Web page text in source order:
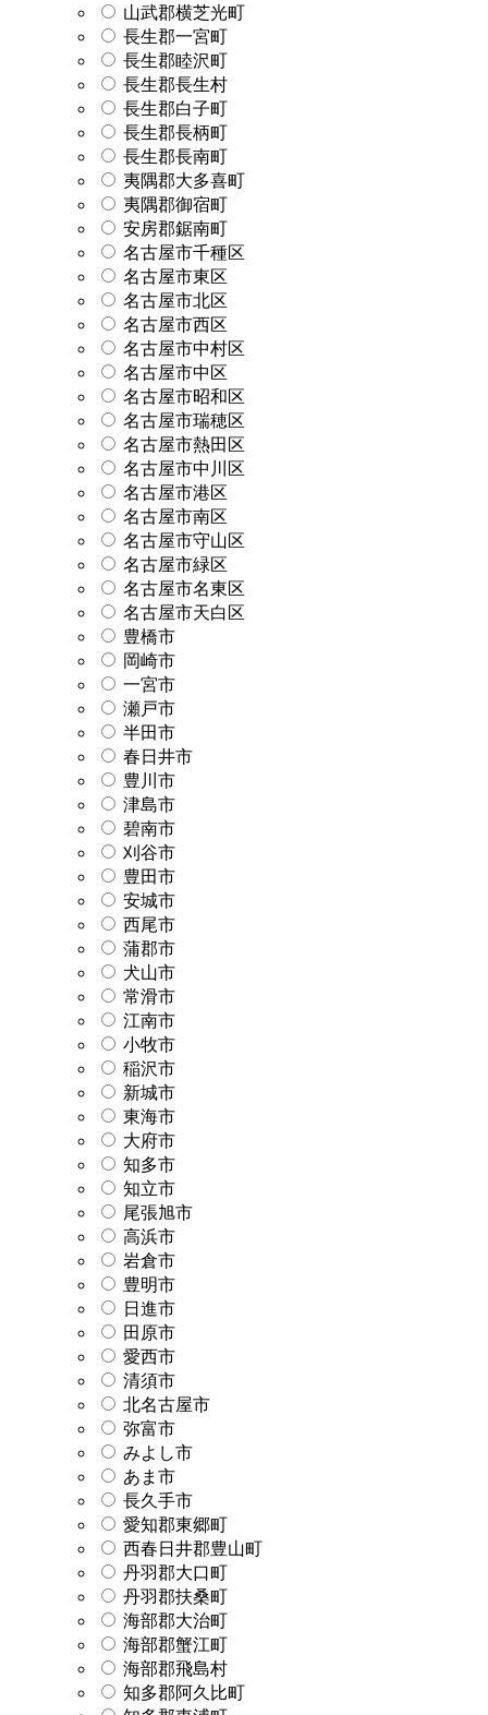
山武郡横芝光町
長生郡一宮町
長生郡睦沢町
長生郡長生村
長生郡白子町
長生郡長柄町
長生郡長南町
夷隅郡大多喜町
夷隅郡御宿町
安房郡鋸南町
名古屋市千種区
名古屋市東区
名古屋市北区
名古屋市西区
名古屋市中村区
名古屋市中区
名古屋市昭和区
名古屋市瑞穂区
名古屋市熱田区
名古屋市中川区
名古屋市港区
名古屋市南区
名古屋市守山区
名古屋市緑区
名古屋市名東区
名古屋市天白区
豊橋市
岡崎市
一宮市
瀬戸市
半田市
春日井市
豊川市
津島市
碧南市
刈谷市
豊田市
安城市
西尾市
蒲郡市
犬山市
常滑市
江南市
小牧市
稲沢市
新城市
東海市
大府市
知多市
知立市
尾張旭市
高浜市
岩倉市
豊明市
日進市
田原市
愛西市
清須市
北名古屋市
弥富市
みよし市
あま市
長久手市
愛知郡東郷町
西春日井郡豊山町
丹羽郡大口町
丹羽郡扶桑町
海部郡大治町
海部郡蟹江町
海部郡飛島村
知多郡阿久比町